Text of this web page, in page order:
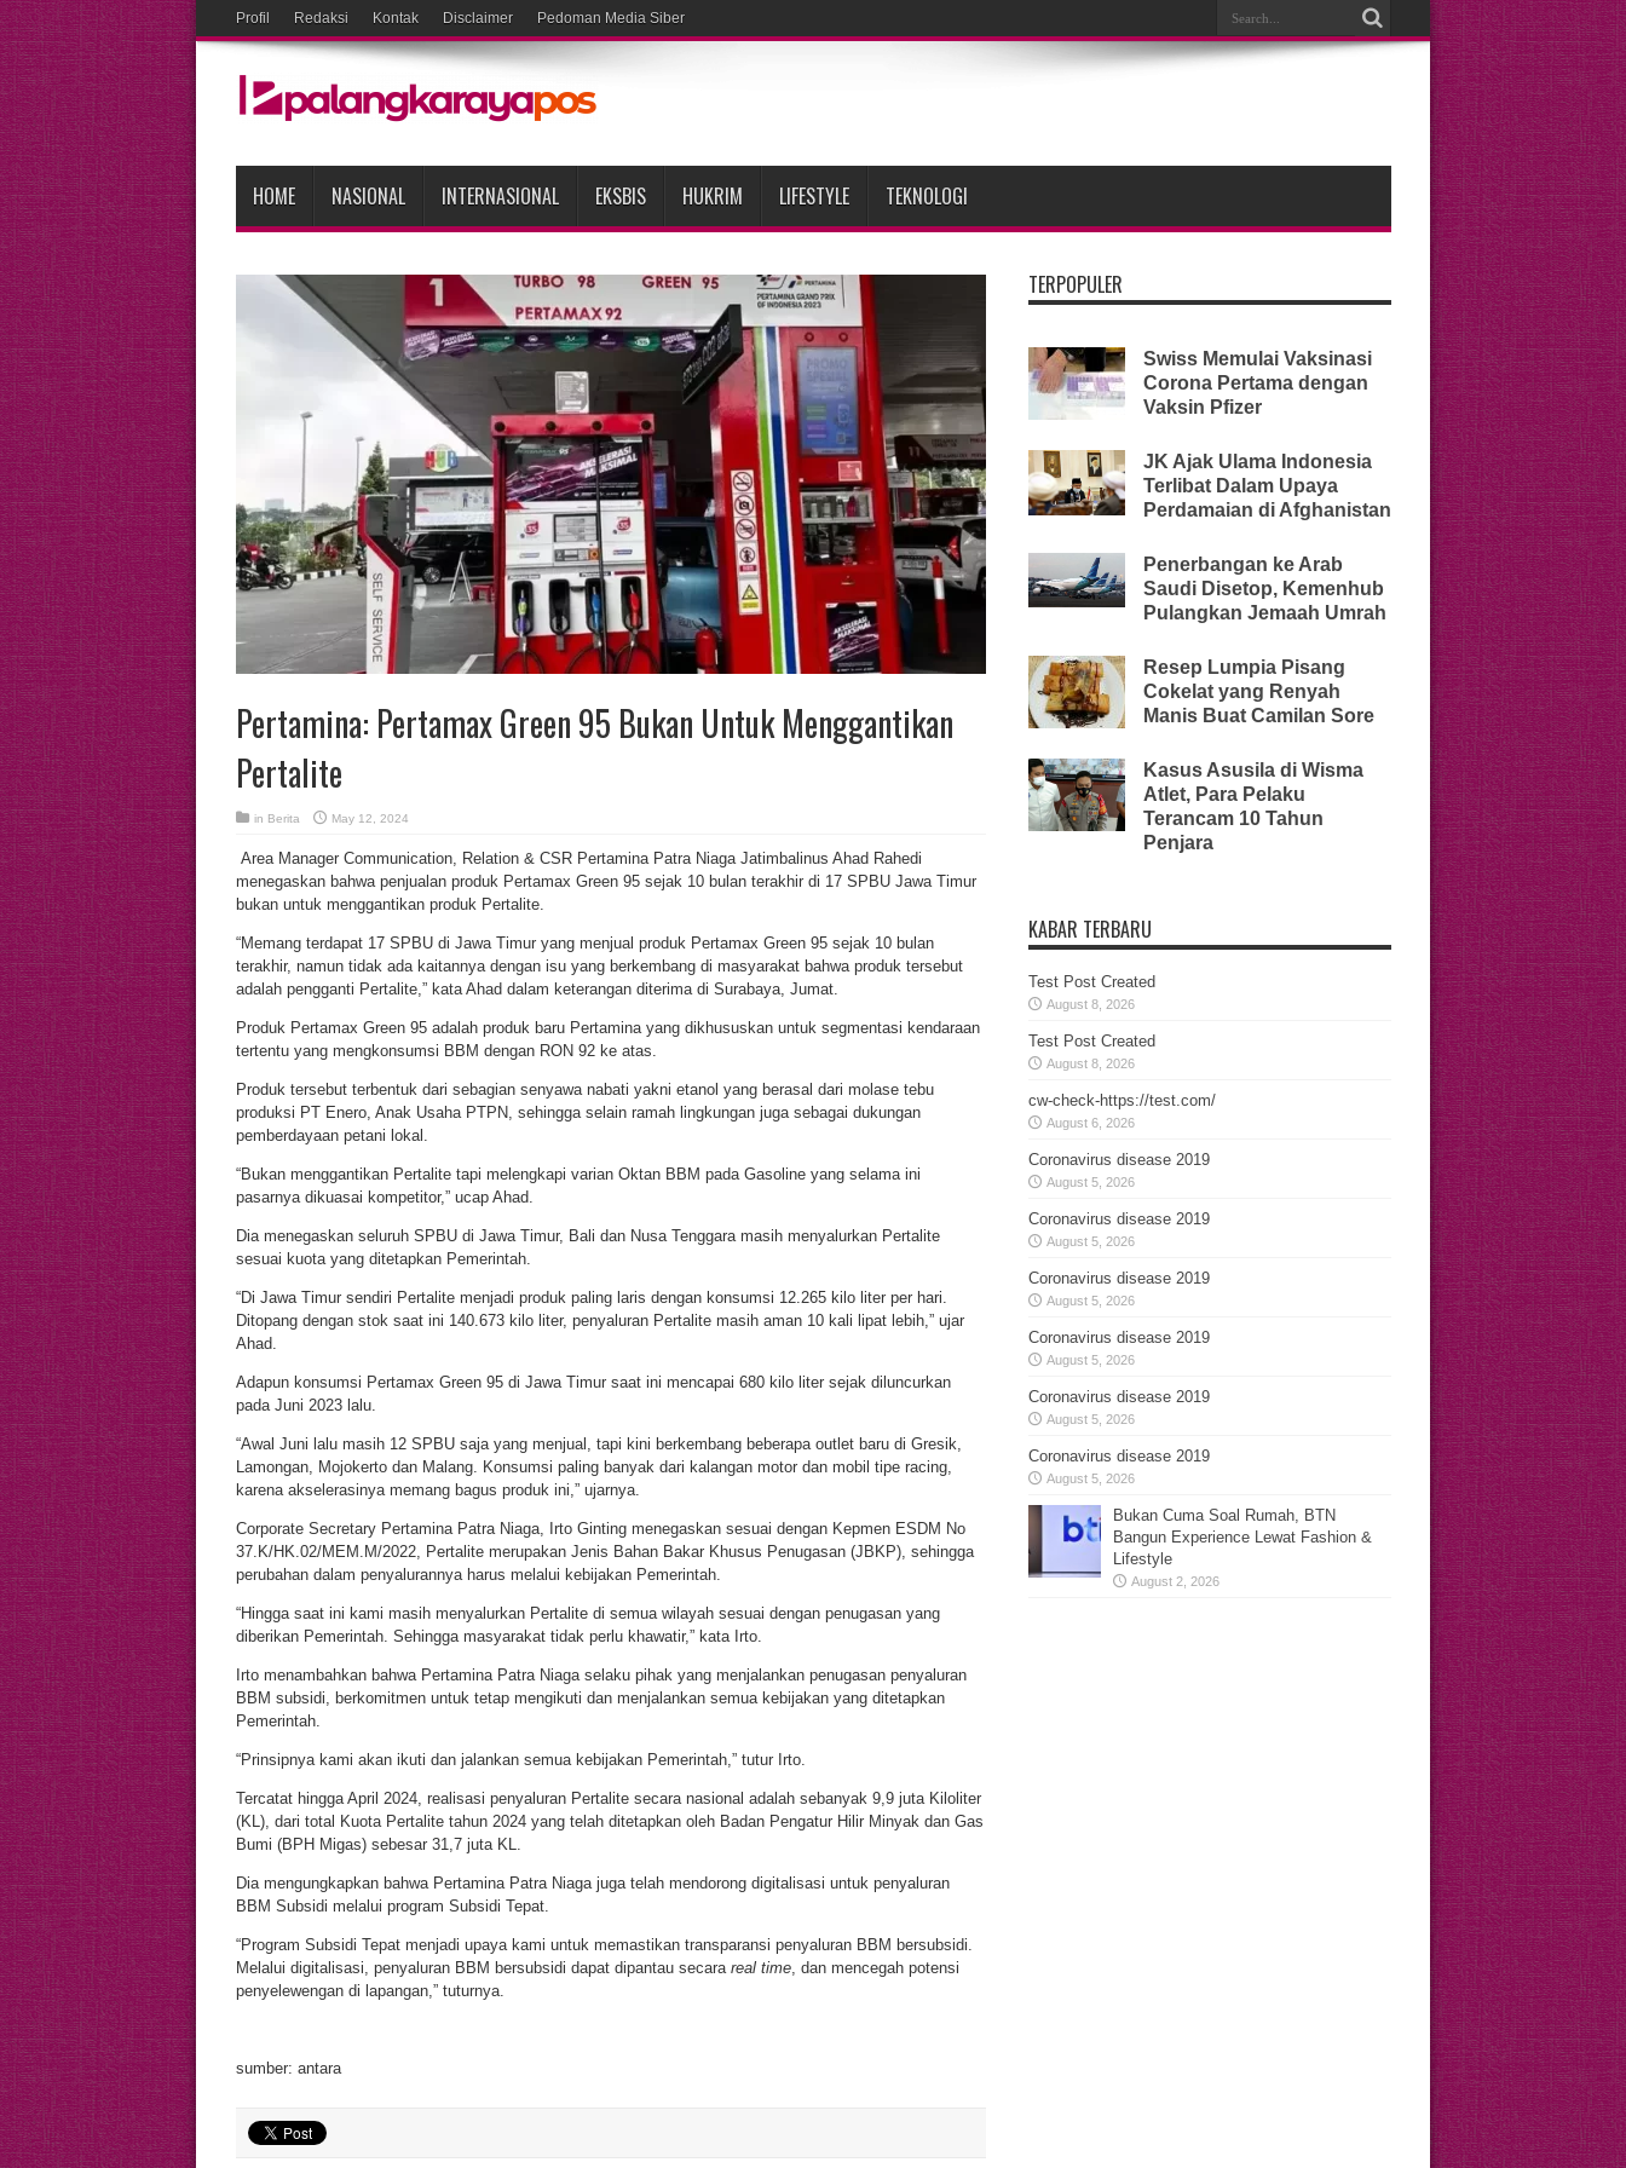
Profil Redaksi Kontak Disclaimer Pedoman Media Siber
HOME NASIONAL INTERNASIONAL EKSBIS HUKRIM LIFESTYLE TEKNOLOGI
Pertamina: Pertamax Green 95 Bukan Untuk Menggantikan
Pertalite
in Berita May 12, 2024
Area Manager Communication, Relation & CSR Pertamina Patra Niaga Jatimbalinus Ahad Rahedi
menegaskan bahwa penjualan produk Pertamax Green 95 sejak 10 bulan terakhir di 17 SPBU Jawa Timur
bukan untuk menggantikan produk Pertalite.
“Memang terdapat 17 SPBU di Jawa Timur yang menjual produk Pertamax Green 95 sejak 10 bulan
terakhir, namun tidak ada kaitannya dengan isu yang berkembang di masyarakat bahwa produk tersebut
adalah pengganti Pertalite,” kata Ahad dalam keterangan diterima di Surabaya, Jumat.
Produk Pertamax Green 95 adalah produk baru Pertamina yang dikhususkan untuk segmentasi kendaraan
tertentu yang mengkonsumsi BBM dengan RON 92 ke atas.
Produk tersebut terbentuk dari sebagian senyawa nabati yakni etanol yang berasal dari molase tebu
produksi PT Enero, Anak Usaha PTPN, sehingga selain ramah lingkungan juga sebagai dukungan
pemberdayaan petani lokal.
“Bukan menggantikan Pertalite tapi melengkapi varian Oktan BBM pada Gasoline yang selama ini
pasarnya dikuasai kompetitor,” ucap Ahad.
Dia menegaskan seluruh SPBU di Jawa Timur, Bali dan Nusa Tenggara masih menyalurkan Pertalite
sesuai kuota yang ditetapkan Pemerintah.
“Di Jawa Timur sendiri Pertalite menjadi produk paling laris dengan konsumsi 12.265 kilo liter per hari.
Ditopang dengan stok saat ini 140.673 kilo liter, penyaluran Pertalite masih aman 10 kali lipat lebih,” ujar
Ahad.
Adapun konsumsi Pertamax Green 95 di Jawa Timur saat ini mencapai 680 kilo liter sejak diluncurkan
pada Juni 2023 lalu.
“Awal Juni lalu masih 12 SPBU saja yang menjual, tapi kini berkembang beberapa outlet baru di Gresik,
Lamongan, Mojokerto dan Malang. Konsumsi paling banyak dari kalangan motor dan mobil tipe racing,
karena akselerasinya memang bagus produk ini,” ujarnya.
Corporate Secretary Pertamina Patra Niaga, Irto Ginting menegaskan sesuai dengan Kepmen ESDM No
37.K/HK.02/MEM.M/2022, Pertalite merupakan Jenis Bahan Bakar Khusus Penugasan (JBKP), sehingga
perubahan dalam penyalurannya harus melalui kebijakan Pemerintah.
“Hingga saat ini kami masih menyalurkan Pertalite di semua wilayah sesuai dengan penugasan yang
diberikan Pemerintah. Sehingga masyarakat tidak perlu khawatir,” kata Irto.
Irto menambahkan bahwa Pertamina Patra Niaga selaku pihak yang menjalankan penugasan penyaluran
BBM subsidi, berkomitmen untuk tetap mengikuti dan menjalankan semua kebijakan yang ditetapkan
Pemerintah.
“Prinsipnya kami akan ikuti dan jalankan semua kebijakan Pemerintah,” tutur Irto.
Tercatat hingga April 2024, realisasi penyaluran Pertalite secara nasional adalah sebanyak 9,9 juta Kiloliter
(KL), dari total Kuota Pertalite tahun 2024 yang telah ditetapkan oleh Badan Pengatur Hilir Minyak dan Gas
Bumi (BPH Migas) sebesar 31,7 juta KL.
Dia mengungkapkan bahwa Pertamina Patra Niaga juga telah mendorong digitalisasi untuk penyaluran
BBM Subsidi melalui program Subsidi Tepat.
“Program Subsidi Tepat menjadi upaya kami untuk memastikan transparansi penyaluran BBM bersubsidi.
Melalui digitalisasi, penyaluran BBM bersubsidi dapat dipantau secara real time, dan mencegah potensi
penyelewengan di lapangan,” tuturnya.
sumber: antara
TERPOPULER
Swiss Memulai Vaksinasi
Corona Pertama dengan
Vaksin Pfizer
JK Ajak Ulama Indonesia
Terlibat Dalam Upaya
Perdamaian di Afghanistan
Penerbangan ke Arab
Saudi Disetop, Kemenhub
Pulangkan Jemaah Umrah
Resep Lumpia Pisang
Cokelat yang Renyah
Manis Buat Camilan Sore
Kasus Asusila di Wisma
Atlet, Para Pelaku
Terancam 10 Tahun
Penjara
KABAR TERBARU
Test Post Created
August 8, 2026
Test Post Created
August 8, 2026
cw-check-https://test.com/
August 6, 2026
Coronavirus disease 2019
August 5, 2026
Coronavirus disease 2019
August 5, 2026
Coronavirus disease 2019
August 5, 2026
Coronavirus disease 2019
August 5, 2026
Coronavirus disease 2019
August 5, 2026
Coronavirus disease 2019
August 5, 2026
Bukan Cuma Soal Rumah, BTN
Bangun Experience Lewat Fashion &
Lifestyle
August 2, 2026